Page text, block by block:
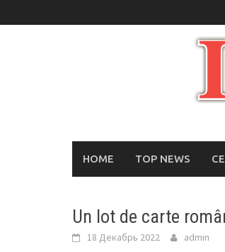
to
HOME TOP NEWS
Un lot de carte
18 Декабрь 2022 admin